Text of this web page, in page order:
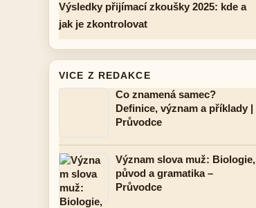
Výsledky přijímací zkoušky 2025: kde a
jak je zkontrolovat
VICE Z REDAKCE
Co znamená samec?
Definice, význam a příklady |
Průvodce
Význam slova muž: Biologie,
původ a gramatika –
Průvodce